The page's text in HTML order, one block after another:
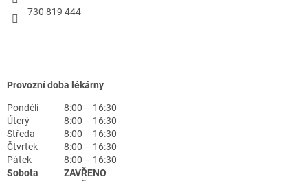
730 819 444
Provozní doba lékárny
Pondělí
8:00 – 16:30
Úterý
8:00 – 16:30
Středa
8:00 – 16:30
Čtvrtek
8:00 – 16:30
Pátek
8:00 – 16:30
Sobota
ZAVŘENO